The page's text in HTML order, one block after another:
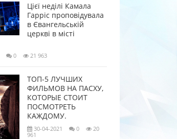
Цієї неділі Камала
Гарріс проповідувала
в Євангельській
церкві в місті
0 21 963
ТОП-5 ЛУЧШИХ
ФИЛЬМОВ НА ПАСХУ,
КОТОРЫЕ СТОИТ
ПОСМОТРЕТЬ
КАЖДОМУ.
30-04-2021 0
20
961